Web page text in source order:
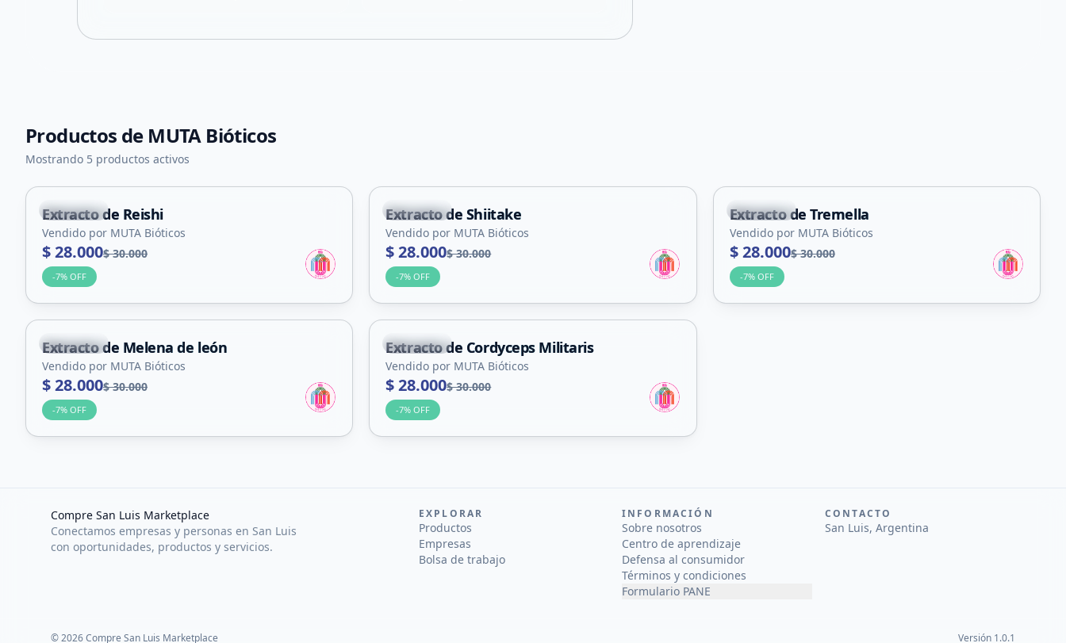
Productos de MUTA Bióticos
Mostrando 5 productos activos
La Punta
Extracto de Reishi
Vendido por MUTA Bióticos
$ 28.000$ 30.000
-7% OFF
La Punta
Extracto de Shiitake
Vendido por MUTA Bióticos
$ 28.000$ 30.000
-7% OFF
La Punta
Extracto de Tremella
Vendido por MUTA Bióticos
$ 28.000$ 30.000
-7% OFF
La Punta
Extracto de Melena de león
Vendido por MUTA Bióticos
$ 28.000$ 30.000
-7% OFF
La Punta
Extracto de Cordyceps Militaris
Vendido por MUTA Bióticos
$ 28.000$ 30.000
-7% OFF
Compre San Luis Marketplace
Conectamos empresas y personas en San Luis
con oportunidades, productos y servicios.
EXPLORAR
Productos
Empresas
Bolsa de trabajo
INFORMACIÓN
Sobre nosotros
Centro de aprendizaje
Defensa al consumidor
Términos y condiciones
Formulario PANE
CONTACTO
San Luis, Argentina
©2026Compre San Luis Marketplace Versión 1.0.1